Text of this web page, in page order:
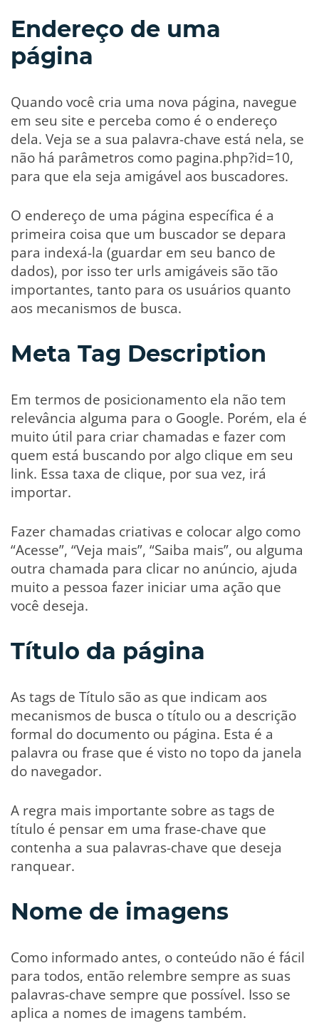
Endereço de uma
página
Quando você cria uma nova página, navegue
em seu site e perceba como é o endereço
dela. Veja se a sua palavra-chave está nela, se
não há parâmetros como pagina.php?id=10,
para que ela seja amigável aos buscadores.
O endereço de uma página específica é a
primeira coisa que um buscador se depara
para indexá-la (guardar em seu banco de
dados), por isso ter urls amigáveis são tão
importantes, tanto para os usuários quanto
aos mecanismos de busca.
Meta Tag Description
Em termos de posicionamento ela não tem
relevância alguma para o Google. Porém, ela é
muito útil para criar chamadas e fazer com
quem está buscando por algo clique em seu
link. Essa taxa de clique, por sua vez, irá
importar.
Fazer chamadas criativas e colocar algo como
“Acesse”, “Veja mais”, “Saiba mais”, ou alguma
outra chamada para clicar no anúncio, ajuda
muito a pessoa fazer iniciar uma ação que
você deseja.
Título da página
As tags de Título são as que indicam aos
mecanismos de busca o título ou a descrição
formal do documento ou página. Esta é a
palavra ou frase que é visto no topo da janela
do navegador.
A regra mais importante sobre as tags de
título é pensar em uma frase-chave que
contenha a sua palavras-chave que deseja
ranquear.
Nome de imagens
Como informado antes, o conteúdo não é fácil
para todos, então relembre sempre as suas
palavras-chave sempre que possível. Isso se
aplica a nomes de imagens também.